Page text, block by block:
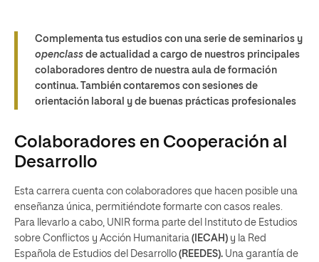
Complementa tus estudios con una serie de seminarios y
openclass de actualidad a cargo de nuestros principales
colaboradores dentro de nuestra aula de formación
continua. También contaremos con sesiones de
orientación laboral y de buenas prácticas profesionales
Colaboradores en Cooperación al
Desarrollo
Esta carrera cuenta con colaboradores que hacen posible una
enseñanza única, permitiéndote formarte con casos reales.
Para llevarlo a cabo, UNIR forma parte del Instituto de Estudios
sobre Conflictos y Acción Humanitaria (IECAH) y la Red
Española de Estudios del Desarrollo (REEDES). Una garantía de